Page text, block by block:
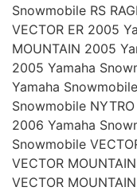
Snowmobile RS
VECTOR ER 2005
MOUNTAIN 2005
2005 Yamaha
Yamaha
Snowmobile
2006 Yamaha
Snowmobile
VECTOR
VECTOR